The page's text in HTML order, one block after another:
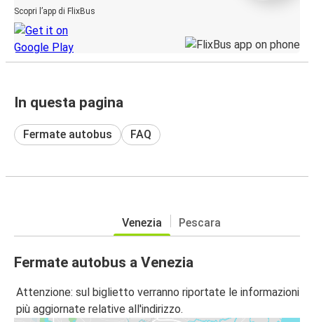
Scopri l’app di FlixBus
In questa pagina
Fermate autobus FAQ
Venezia Pescara
Fermate autobus a Venezia
Attenzione: sul biglietto verranno riportate le informazioni
più aggiornate relative all'indirizzo.